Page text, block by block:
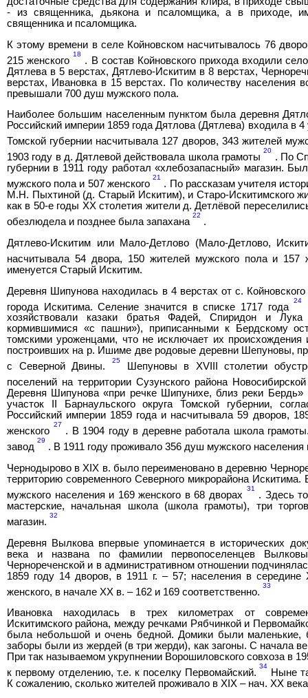
- из священника, дьякона и псаломщика, а в приходе,
священника и псаломщика.
К этому времени в селе Койновском насчитывалось 76
215 женского
18
. В состав Койновского прихода входили
Дятлева в 5 верстах, Дятлево-Искитим в 8 верстах,
верстах, Ивановка в 15 верстах. По количеству населения
превышали 700 душ мужского пола.
Наиболее большим населенным пунктом была деревня
Российский империи 1859 года Дятлова (Дятлева) входила в 4
Томской губернии насчитывала 127 дворов, 343 жителей
1903 году в д. Дятлевой действовала школа грамоты
20
. По
губернии в 1911 году работал «хлебозапасный» магазин.
мужского пола и 507 женского
21
. По рассказам учителя
М.Н. Пыхтиной (д. Старый Искитим), и Старо-Искитимского
как в 50-е годы XX столетия жители д. Детлёвой
обезлюдела и позднее была запахана
22
.
Дятлево-Искитим или Мало-Детлово (Мало-Детлово,
насчитывала 54 двора, 150 жителей мужского пола и 157
именуется Старый Искитим.
Деревня Шипунова находилась в 4 верстах от с.
города Искитима. Селение значится в списке 1717 года
24
хозяйствовали казаки братья Фадей, Спиридон и
кормившимися «с пашни»), приписанными к Бердскому
томскими уроженцами, что не исключает их
построивших на р. Ишиме две родовые деревни Шепуновы,
с Северной Двины.
25
Шепуновы в XVIII столетии
поселений на территории Сузунского района
Деревня Шипунова «при речке Шипунихе, близ реки Бердь»
участок II Барнаульского округа Томской губернии,
Российский империи 1859 года и насчитывала 59 дворов,
женского
27
. В 1904 году в деревне работала школа
завод
29
. В 1911 году проживало 356 душ мужского
Чернодырово в XIX в. было переименовано в деревню
территорию современного Северного микрорайона
мужского населения и 169 женского в 68 дворах
31
. Здесь
мастерские, начальная школа (школа грамоты), три
магазин.
32
Деревня Вылкова впервые упоминается в исторических
века и названа по фамилии первопоселенцев
Чернореченской и в административном отношении
1859 году 14 дворов, в 1911 г. – 57; населения в
женского, в начале ХХ в. – 162 и 169 соответственно.
33
Ивановка находилась в трех километрах от
Искитимского района, между речками Рябчинкой и
была небольшой и очень бедной. Домики были маленькие,
заборы были из жердей (в три жерди), как загоны. С начала
При так называемом укрупнении Ворошиловского совхоза в
к первому отделению, т.е. к поселку Первомайский.
34
Ныне
К сожалению, сколько жителей проживало в XIX – нач. ХХ